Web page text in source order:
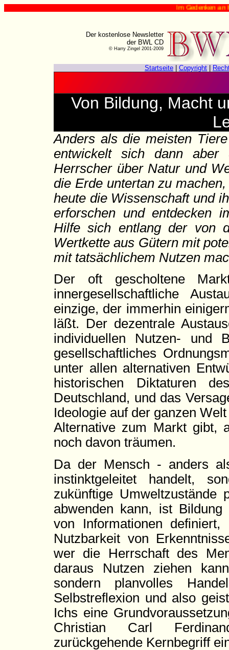
Im Gedenken an Harry Zingel (✟
Der kostenlose Newsletter
der BWL CD
© Harry Zingel 2001-2009
Startseite Copyright
Von Bildung, Macht
Anders als die meisten
entwickelt sich dann aber
Herrscher über Natur und
die Erde untertan zu
heute die Wissenschaft und
erforschen und entdecken
Hilfe sich entlang der von
Wertkette aus Gütern mit
mit tatsächlichem Nutzen
Der oft gescholtene
innergesellschaftliche
einzige, der immerhin
läßt. Der dezentrale
individuellen Nutzen- und
gesellschaftliches
unter allen alternativen
historischen Diktaturen
Deutschland, und das
Ideologie auf der ganzen
Alternative zum Markt gibt,
noch davon träumen.
Da der Mensch - anders
instinktgeleitet handelt,
zukünftige Umweltzustände
abwenden kann, ist
von Informationen
Nutzbarkeit von
wer die Herrschaft des
daraus Nutzen ziehen
sondern planvolles
Selbstreflexion und also
Ichs eine
Christian Carl
zurückgehende Kernbegriff